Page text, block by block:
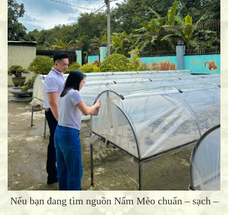
Nếu bạn đang tìm nguồn Nấm Mèo chuẩn – sạch –